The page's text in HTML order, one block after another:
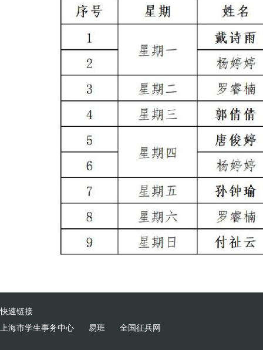
快速链接
上海市学生事务中心
易班 全国征兵网